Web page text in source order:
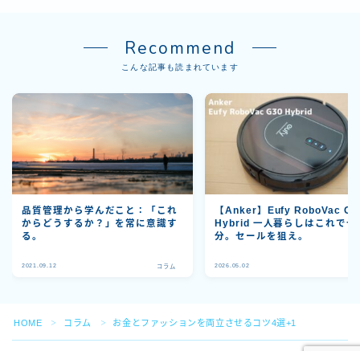
Recommend
こんな記事も読まれています
品質管理から学んだこと：「これ
からどうするか？」を常に意識す
る。
2021.09.12 コラム
【Anker】Eufy RoboVac
Hybrid 一人暮らしはこれで十
分。セールを狙え。
2026.05.02
HOME ＞ コラム ＞ お金とファッションを両立させるコツ4選+1